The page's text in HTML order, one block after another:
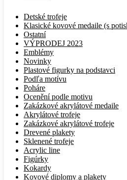
Detské trofeje
Klasické kovové medaile (s
Ostatní
VÝPRODEJ 2023
Emblémy
Novinky
Plastové figurky na podstavci
Podľa motívu
Poháre
Ocenění podle motivu
Zakázkové akrylátové medaile
Akrylátové trofeje
Zakázkové akrylátové trofeje
Drevené plakety
Sklenené trofeje
Acrylic line
Figúrky
Kokardy
Kovové diplomy a plakety